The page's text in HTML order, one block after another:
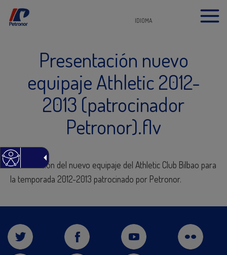
IDIOMA
Presentación nuevo
equipaje Athletic 2012-
2013 (patrocinador
Petronor).flv
Presentación del nuevo equipaje del Athletic Club Bilbao para
la temporada 2012-2013 patrocinado por Petronor.